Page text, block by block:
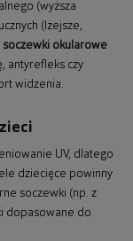
(wyższa
(lżejsze,
soczewki okularowe
antyrefleks czy
widzenia.
UV, dlatego
dziecięce powinny
soczewki (np. z
dopasowane do